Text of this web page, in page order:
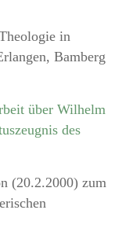
in
Bamberg
über Wilhelm
des
(20.2.2000) zum